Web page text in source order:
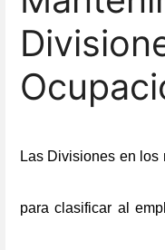
Las Divisiones en los
para clasificar al